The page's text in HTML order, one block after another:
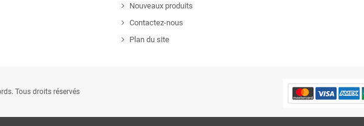
Nouveaux produits
Contactez-nous
Plan du site
Tous droits réservés